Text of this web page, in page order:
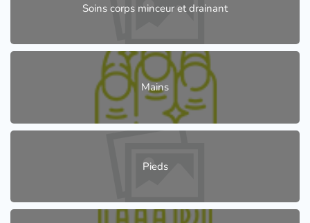
Soins corps minceur et drainant
Mains
Pieds